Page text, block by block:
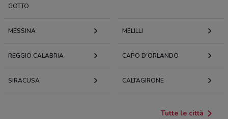
GOTTO
MESSINA MELILLI
REGGIO CALABRIA CAPO D'ORLANDO
SIRACUSA CALTAGIRONE
Tutte le città